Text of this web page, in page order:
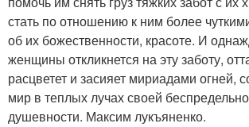
стать по отношению к ним более
об их божественности, красоте. И
женщины откликнется на эту заботу,
расцветет и засияет мириадами огней,
мир в теплых лучах своей
душевности. Максим лукъяненко.